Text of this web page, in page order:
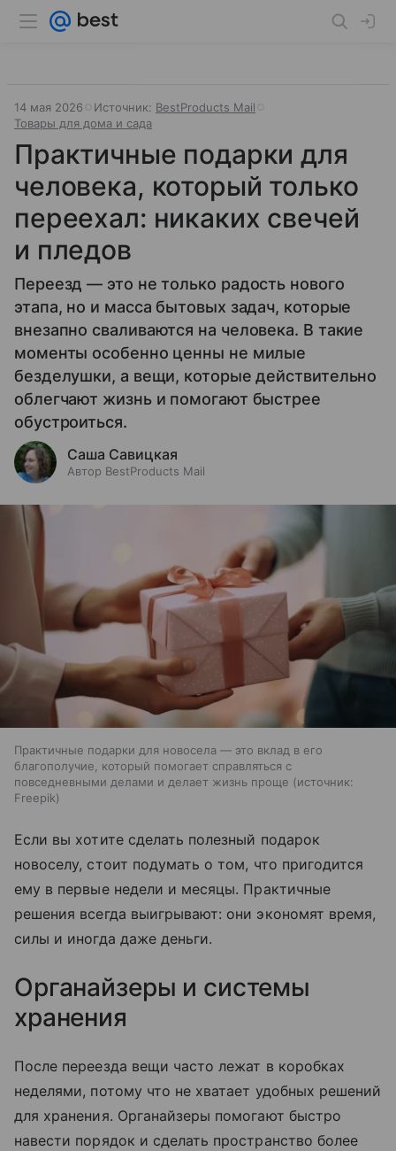
14 мая 2026 Источник: BestProducts Mail
Товары для дома и сада
Практичные подарки для
человека, который только
переехал: никаких свечей
и пледов
Переезд — это не только радость нового
этапа, но и масса бытовых задач, которые
внезапно сваливаются на человека. В такие
моменты особенно ценны не милые
безделушки, а вещи, которые действительно
облегчают жизнь и помогают быстрее
обустроиться.
Саша Савицкая
Автор BestProducts Mail
Практичные подарки для новосела — это вклад в его
благополучие, который помогает справляться с
повседневными делами и делает жизнь проще
источник:
Freepik
Если вы хотите сделать полезный подарок
новоселу, стоит подумать о том, что пригодится
ему в первые недели и месяцы. Практичные
решения всегда выигрывают: они экономят время,
силы и иногда даже деньги.
Органайзеры и системы
хранения
После переезда вещи часто лежат в коробках
неделями, потому что не хватает удобных решений
для хранения. Органайзеры помогают быстро
навести порядок и сделать пространство более